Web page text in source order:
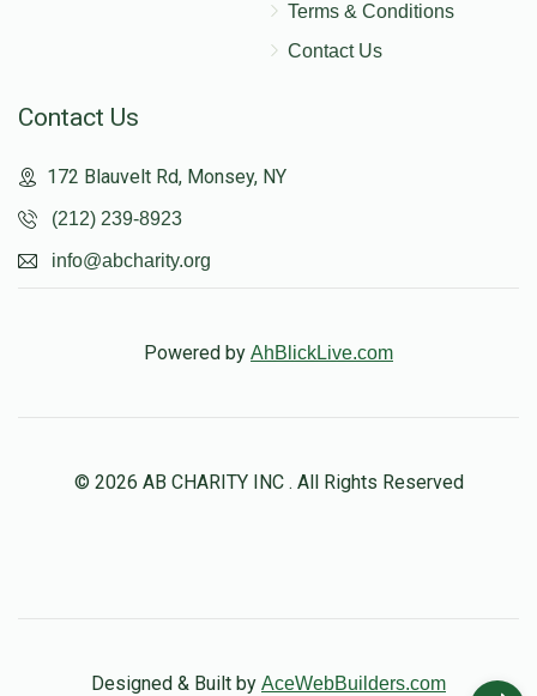
Terms & Conditions
Contact Us
Contact Us
172 Blauvelt Rd, Monsey, NY
(212) 239-8923
info@abcharity.org
Powered by AhBlickLive.com
© 2026 AB CHARITY INC . All Rights Reserved
Designed & Built by AceWebBuilders.com